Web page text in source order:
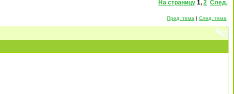
На страницу 1, 2 След.
Пред. тема | След. тема